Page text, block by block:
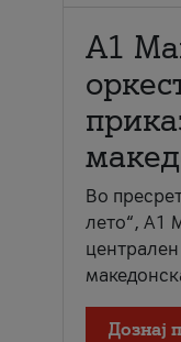
А1
Во
лето“, А1
Дознај